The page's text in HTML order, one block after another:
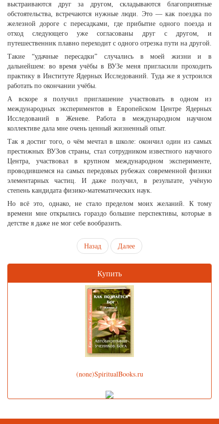
выстраиваются друг за другом, складываются благоприятные
обстоятельства, встречаются нужные люди. Это — как поездка по
железной дороге с пересадками, где прибытие одного поезда и
отход следующего уже согласованы друг с другом, и
путешественник плавно переходит с одного отрезка пути на другой.
Такие “удачные пересадки” случались в моей жизни и в
дальнейшем: во время учёбы в ВУЗе меня пригласили проходить
практику в Институте Ядерных Исследований. Туда же я устроился
работать по окончании учёбы.
А вскоре я получил приглашение участвовать в одном из
международных экспериментов в Европейском Центре Ядерных
Исследований в Женеве. Работа в международном научном
коллективе дала мне очень ценный жизненный опыт.
Так я достиг того, о чём мечтал в школе: окончил один из самых
престижных ВУЗов страны, стал сотрудником известного научного
Центра, участвовал в крупном международном эксперименте,
проводившемся на самых передовых рубежах современной физики
элементарных частиц. И даже получил, в результате, учёную
степень кандидата физико-математических наук.
Но всё это, однако, не стало пределом моих желаний. К тому
времени мне открылись гораздо большие перспективы, которые в
детстве я даже не мог себе вообразить.
Назад Далее
Купить
(none)SpiritualBooks.ru